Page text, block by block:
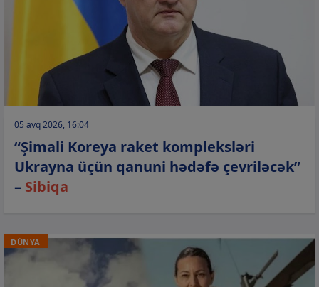
05 avq 2026, 16:04
“Şimali Koreya raket kompleksləri
Ukrayna üçün qanuni hədəfə çevriləcək”
– Sibiqa
DÜNYA